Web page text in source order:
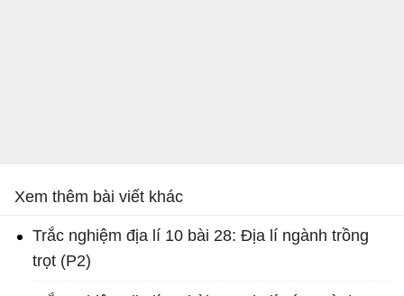
Xem thêm bài viết khác
Trắc nghiệm địa lí 10 bài 28: Địa lí ngành trồng
trọt (P2)